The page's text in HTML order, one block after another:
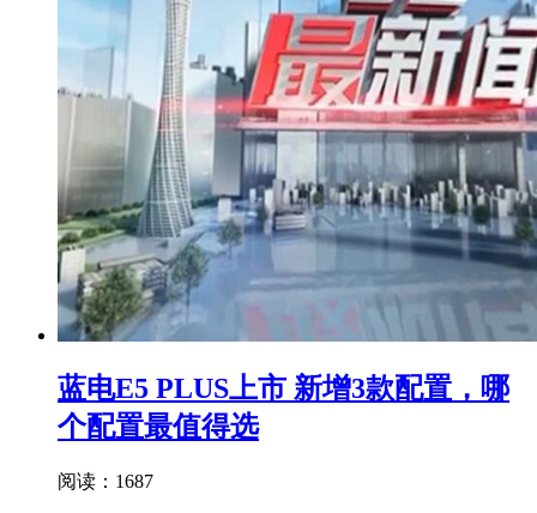
蓝电E5 PLUS上市 新增3款配置，哪
个配置最值得选
阅读：1687